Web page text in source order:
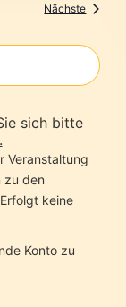
Nächste
sich bitte
.
Veranstaltung
zu den
keine
Konto zu